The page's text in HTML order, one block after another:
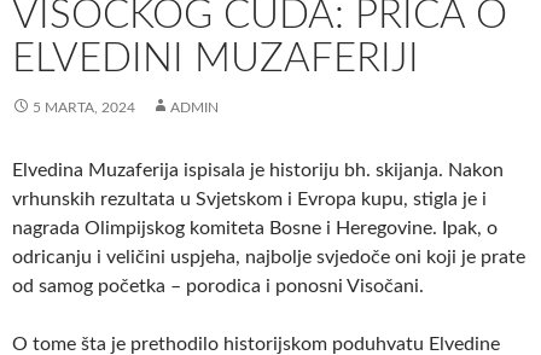
VISOČKOG ČUDA: PRIČA O
ELVEDINI MUZAFERIJI
5 MARTA, 2024 ADMIN
Elvedina Muzaferija ispisala je historiju bh. skijanja. Nakon
vrhunskih rezultata u Svjetskom i Evropa kupu, stigla je i
nagrada Olimpijskog komiteta Bosne i Heregovine. Ipak, o
odricanju i veličini uspjeha, najbolje svjedoče oni koji je prate
od samog početka – porodica i ponosni Visočani.
O tome šta je prethodilo historijskom poduhvatu Elvedine